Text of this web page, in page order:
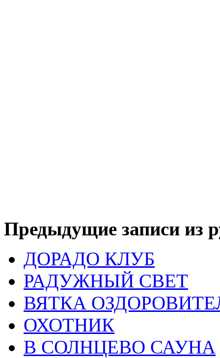
Предыдущие записи из
ДОРАДО КЛУБ
РАДУЖНЫЙ СВЕТ
ВЯТКА
ОХОТНИК
В СОЛНЦЕВО САУНА